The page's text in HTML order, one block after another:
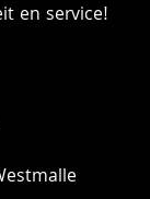
en service!